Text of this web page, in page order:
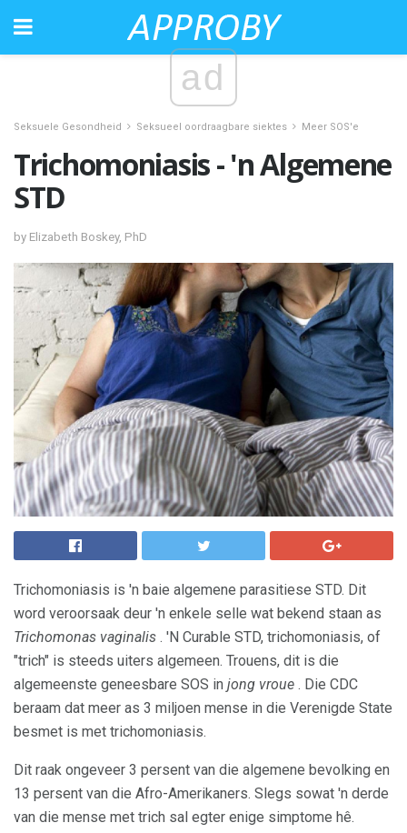
ad
Seksuele Gesondheid Seksueel oordraagbare siektes Meer SOS'e
Trichomoniasis - 'n Algemene
STD
by Elizabeth Boskey, PhD
Trichomoniasis is 'n baie algemene parasitiese STD. Dit
word veroorsaak deur 'n enkele selle wat bekend staan ​​as
Trichomonas vaginalis . 'N Curable STD, trichomoniasis, of
"trich" is steeds uiters algemeen. Trouens, dit is die
algemeenste geneesbare SOS in jong vroue . Die CDC
beraam dat meer as 3 miljoen mense in die Verenigde State
besmet is met trichomoniasis.
Dit raak ongeveer 3 persent van die algemene bevolking en
13 persent van die Afro-Amerikaners. Slegs sowat 'n derde
van die mense met trich sal egter enige simptome hê.